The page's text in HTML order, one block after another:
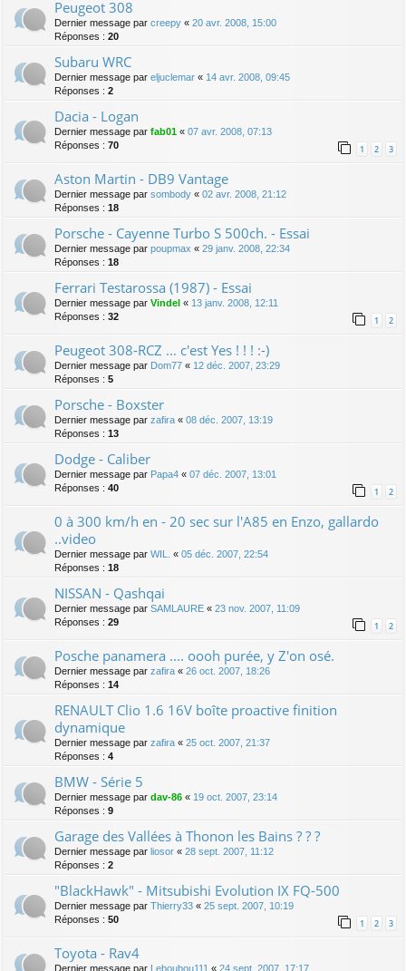
Peugeot 308
Dernier message par creepy « 20 avr. 2008, 15:00
Réponses : 20
Subaru WRC
Dernier message par eljuclemar « 14 avr. 2008, 09:45
Réponses : 2
Dacia - Logan
Dernier message par fab01 « 07 avr. 2008, 07:13
Réponses : 70 1 2 3
Aston Martin - DB9 Vantage
Dernier message par sombody « 02 avr. 2008, 21:12
Réponses : 18
Porsche - Cayenne Turbo S 500ch. - Essai
Dernier message par poupmax « 29 janv. 2008, 22:34
Réponses : 18
Ferrari Testarossa (1987) - Essai
Dernier message par Vindel « 13 janv. 2008, 12:11
Réponses : 32 1 2
Peugeot 308-RCZ ... c'est Yes ! ! ! :-)
Dernier message par Dom77 « 12 déc. 2007, 23:29
Réponses : 5
Porsche - Boxster
Dernier message par zafira « 08 déc. 2007, 13:19
Réponses : 13
Dodge - Caliber
Dernier message par Papa4 « 07 déc. 2007, 13:01
Réponses : 40 1 2
0 à 300 km/h en - 20 sec sur l'A85 en Enzo, gallardo
..video
Dernier message par WIL. « 05 déc. 2007, 22:54
Réponses : 18
NISSAN - Qashqai
Dernier message par SAMLAURE « 23 nov. 2007, 11:09
Réponses : 29 1 2
Posche panamera .... oooh purée, y Z'on osé.
Dernier message par zafira « 26 oct. 2007, 18:26
Réponses : 14
RENAULT Clio 1.6 16V boîte proactive finition
dynamique
Dernier message par zafira « 25 oct. 2007, 21:37
Réponses : 4
BMW - Série 5
Dernier message par dav-86 « 19 oct. 2007, 23:14
Réponses : 9
Garage des Vallées à Thonon les Bains ? ? ?
Dernier message par liosor « 28 sept. 2007, 11:12
Réponses : 2
"BlackHawk" - Mitsubishi Evolution IX FQ-500
Dernier message par Thierry33 « 25 sept. 2007, 10:19
Réponses : 50 1 2 3
Toyota - Rav4
Dernier message par Leboubou111 « 24 sept. 2007, 17:17